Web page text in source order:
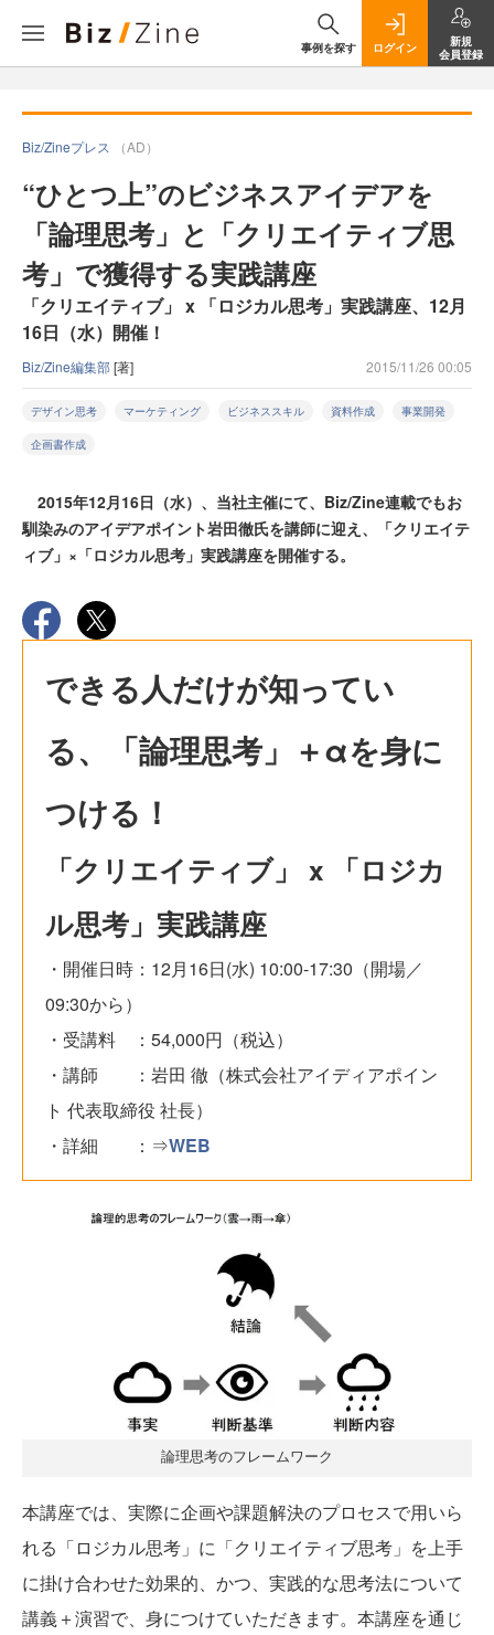
事例を探す ログイン
新規
会員登録
Biz/Zineプレス （AD）
“ひとつ上”のビジネスアイデアを
「論理思考」と「クリエイティブ思
考」で獲得する実践講座
「クリエイティブ」 x 「ロジカル思考」実践講座、12月
16日（水）開催！
Biz/Zine編集部[著] 2015/11/26 00:05
デザイン思考 マーケティング ビジネススキル 資料作成 事業開発
企画書作成
2015年12月16日（水）、当社主催にて、Biz/Zine連載でもお
馴染みのアイデアポイント岩田徹氏を講師に迎え、「クリエイテ
ィブ」×「ロジカル思考」実践講座を開催する。
できる人だけが知ってい
る、「論理思考」＋αを身に
つける！
「クリエイティブ」 x 「ロジカ
ル思考」実践講座
・開催日時：12月16日(水) 10:00-17:30（開場／
09:30から）
・受講料 ：54,000円（税込）
・講師 ：岩田 徹（株式会社アイディアポイン
ト 代表取締役 社長）
・詳細 ：⇒WEB
論理思考のフレームワーク
本講座では、実際に企画や課題解決のプロセスで用いら
れる「ロジカル思考」に「クリエイティブ思考」を上手
に掛け合わせた効果的、かつ、実践的な思考法について
講義＋演習で、身につけていただきます。本講座を通じ